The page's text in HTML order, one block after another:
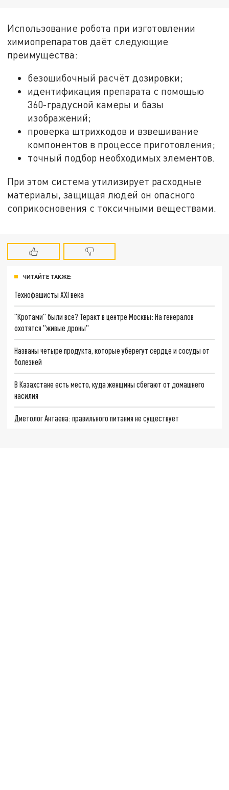
Использование робота при изготовлении
химиопрепаратов даёт следующие
преимущества:
безошибочный расчёт дозировки;
идентификация препарата с помощью
360-градусной камеры и базы
изображений;
проверка штрихкодов и взвешивание
компонентов в процессе приготовления;
точный подбор необходимых элементов.
При этом система утилизирует расходные
материалы, защищая людей он опасного
соприкосновения с токсичными веществами.
ЧИТАЙТЕ ТАКЖЕ:
Технофашисты XXI века
"Кротами" были все? Теракт в центре Москвы: На генералов
охотятся "живые дроны"
Названы четыре продукта, которые уберегут сердце и сосуды от
болезней
В Казахстане есть место, куда женщины сбегают от домашнего
насилия
Диетолог Антаева: правильного питания не существует